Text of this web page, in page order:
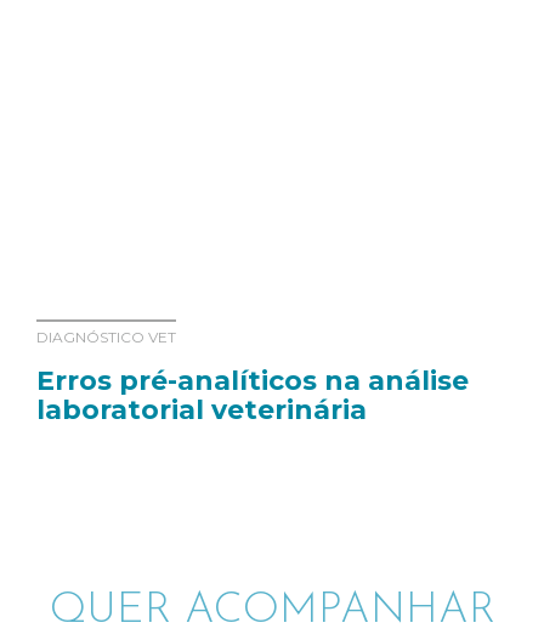
DIAGNÓSTICO VET
Erros pré-analíticos na análise
laboratorial veterinária
QUER ACOMPANHAR